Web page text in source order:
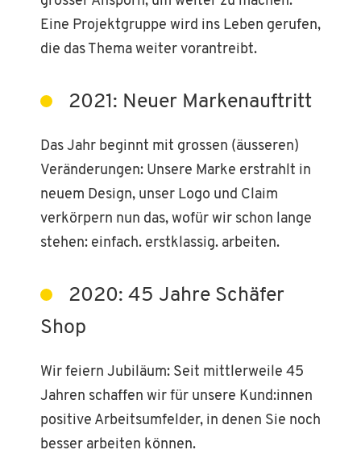
Eine Projektgruppe wird ins Leben gerufen,
die das Thema weiter vorantreibt.
2021: Neuer Markenauftritt
Das Jahr beginnt mit grossen (äusseren)
Veränderungen: Unsere Marke erstrahlt in
neuem Design, unser Logo und Claim
verkörpern nun das, wofür wir schon lange
stehen: einfach. erstklassig. arbeiten.
2020: 45 Jahre Schäfer
Shop
Wir feiern Jubiläum: Seit mittlerweile 45
Jahren schaffen wir für unsere Kund:innen
positive Arbeitsumfelder, in denen Sie noch
besser arbeiten können.